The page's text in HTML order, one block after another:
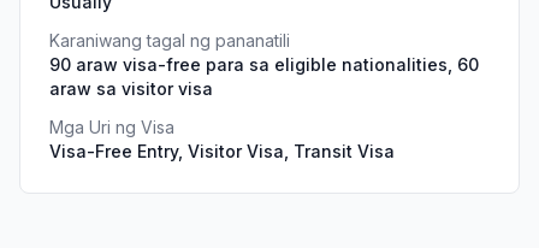
Karaniwang tagal ng pananatili
90 araw visa-free para sa eligible nationalities, 60
araw sa visitor visa
Mga Uri ng Visa
Visa-Free Entry, Visitor Visa, Transit Visa